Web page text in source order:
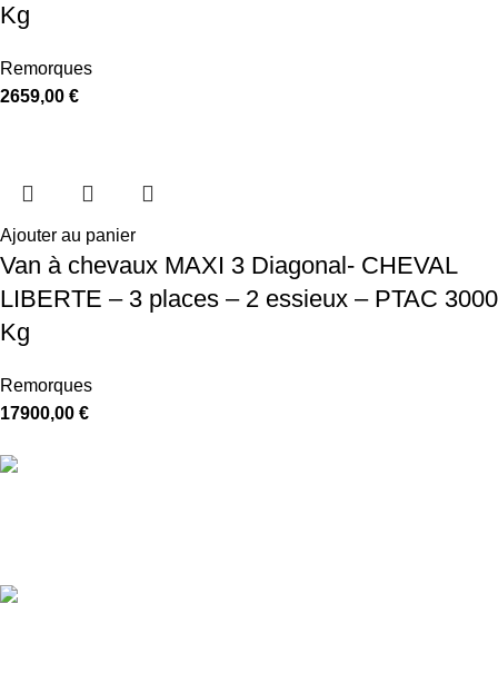
Kg
Remorques
2659,00 €
Ajouter au panier
Van à chevaux MAXI 3 Diagonal- CHEVAL
LIBERTE – 3 places – 2 essieux – PTAC 3000
Kg
Remorques
17900,00 €